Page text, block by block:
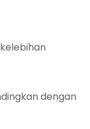
dengan